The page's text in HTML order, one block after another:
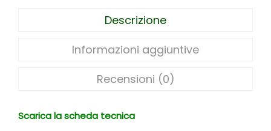
Descrizione
Informazioni aggiuntive
Recensioni (0)
Scarica la scheda tecnica